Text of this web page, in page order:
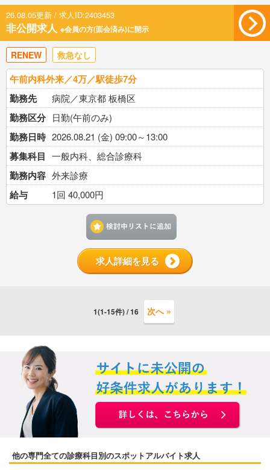
26.08.05更新 / 求人ID:2403453
非公開求人 ※会員の方(面会済み)に開示
RENEW 救急なし
午前内科外来／4万／駅徒歩7分
勤務先
病院／東京都 板橋区
勤務区分 日勤(午前のみ)
勤務日時 2026.08.21 (金) 09:00～13:00
募集科目 一般内科、総合診療科
勤務内容 外来診療
給与 1回 40,000円
求人詳細を見る
1(1-15件) / 16 次へ »
他の専門全ての診療科目別のスポットアルバイト求人